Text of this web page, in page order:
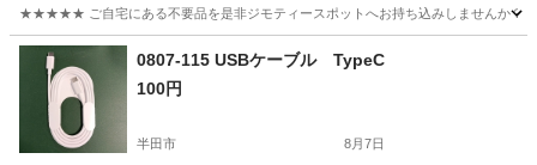
★★★★★ ご自宅にある不要品を是非ジモティースポットへお持ち込みしませんか？
愛知 名古屋市 現地
0807-115 USBケーブル TypeC
100円
半田市 8月7日